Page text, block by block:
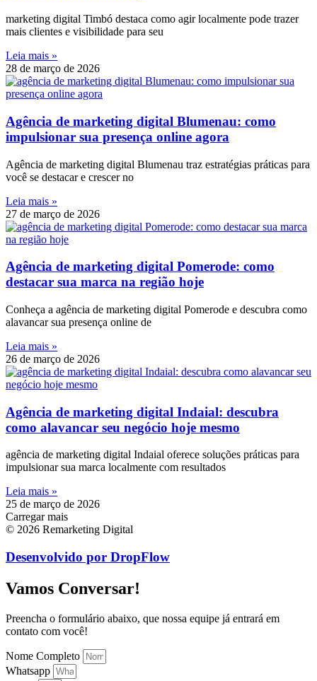
marketing digital Timbó destaca como agir localmente pode trazer
mais clientes e visibilidade para seu
Leia mais »
28 de março de 2026
Agência de marketing digital Blumenau: como
impulsionar sua presença online agora
Agência de marketing digital Blumenau traz estratégias práticas para
você se destacar e crescer no
Leia mais »
27 de março de 2026
Agência de marketing digital Pomerode: como
destacar sua marca na região hoje
Conheça a agência de marketing digital Pomerode e descubra como
alavancar sua presença online de
Leia mais »
26 de março de 2026
Agência de marketing digital Indaial: descubra
como alavancar seu negócio hoje mesmo
agência de marketing digital Indaial oferece soluções práticas para
impulsionar sua marca localmente com resultados
Leia mais »
25 de março de 2026
Carregar mais
© 2026 Remarketing Digital
Desenvolvido por DropFlow
Vamos Conversar!
Preencha o formulário abaixo, que nossa equipe já entrará em
contato com você!
Nome Completo
Whatsapp